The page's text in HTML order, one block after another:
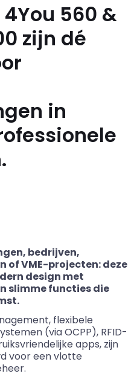
4You 560 &
zijn dé
in
bedrijven,
of VME-projecten: deze
design met
slimme functies die
flexibele
(via OCPP), RFID-
apps, zijn
voor een vlotte